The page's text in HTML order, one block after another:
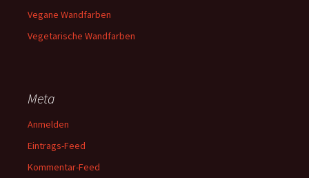
Vegane Wandfarben
Vegetarische Wandfarben
Meta
Anmelden
Eintrags-Feed
Kommentar-Feed